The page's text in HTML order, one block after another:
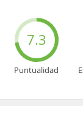
7.3
Puntualidad